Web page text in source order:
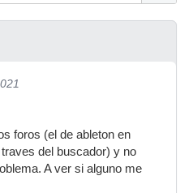
foros (el de ableton en
del buscador) y no
A ver si alguno me